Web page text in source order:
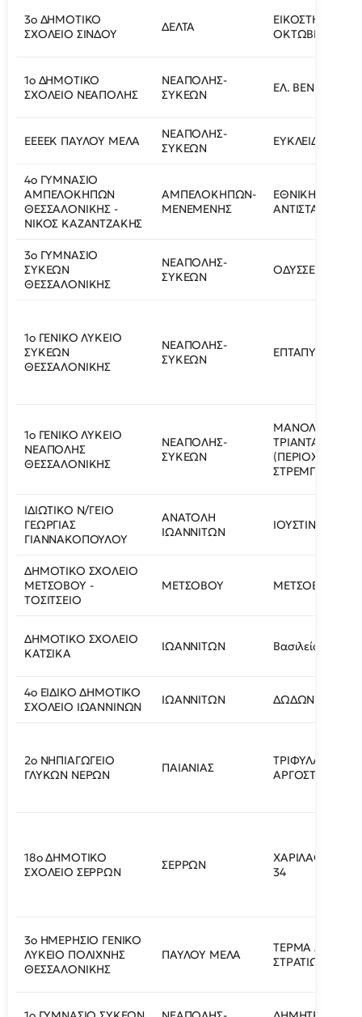
3ο ΔΗΜΟΤΙΚΟ
ΣΧΟΛΕΙΟ ΣΙΝΔΟΥ
ΔΕΛΤΑ
ΕΙΚΟΣΤΗΣ
ΟΚΤΩΒΡΙΟΥ 1
1ο ΔΗΜΟΤΙΚΟ
ΣΧΟΛΕΙΟ ΝΕΑΠΟΛΗΣ
ΝΕΑΠΟΛΗΣ-
ΣΥΚΕΩΝ
ΕΛ. ΒΕΝΙΖΕΛΟΥ
ΕΕΕΕΚ ΠΑΥΛΟΥ ΜΕΛΑ
ΝΕΑΠΟΛΗΣ-
ΣΥΚΕΩΝ
ΕΥΚΛΕΙΔH 8
4ο ΓΥΜΝΑΣΙΟ
ΑΜΠΕΛΟΚΗΠΩΝ
ΘΕΣΣΑΛΟΝΙΚΗΣ -
ΝΙΚΟΣ ΚΑΖΑΝΤΖΑΚΗΣ
ΑΜΠΕΛΟΚΗΠΩΝ-
ΜΕΝΕΜΕΝΗΣ
ΕΘΝΙΚΗΣ
ΑΝΤΙΣΤΑΣΗΣ 57
3ο ΓΥΜΝΑΣΙΟ
ΣΥΚΕΩΝ
ΘΕΣΣΑΛΟΝΙΚΗΣ
ΝΕΑΠΟΛΗΣ-
ΣΥΚΕΩΝ
ΟΔΥΣΣΕΑ ΦΩΚΑ
1ο ΓΕΝΙΚΟ ΛΥΚΕΙΟ
ΣΥΚΕΩΝ
ΘΕΣΣΑΛΟΝΙΚΗΣ
ΝΕΑΠΟΛΗΣ-
ΣΥΚΕΩΝ
ΕΠΤΑΠΥΡΓΙΟΥ
1ο ΓΕΝΙΚΟ ΛΥΚΕΙΟ
ΝΕΑΠΟΛΗΣ
ΘΕΣΣΑΛΟΝΙΚΗΣ
ΝΕΑΠΟΛΗΣ-
ΣΥΚΕΩΝ
ΜΑΝΟΛΗ
(ΠΕΡΙΟΧΗ
ΣΤΡΕΜΠΕΝΙΩΤΗ)
ΙΔΙΩΤΙΚΟ Ν/ΓΕΙΟ
ΓΕΩΡΓΙΑΣ
ΓΙΑΝΝΑΚΟΠΟΥΛΟΥ
ΑΝΑΤΟΛΗ
ΙΩΑΝΝΙΤΩΝ
ΙΟΥΣΤΙΝΙΑΝΟΥ
ΔΗΜΟΤΙΚΟ ΣΧΟΛΕΙΟ
ΜΕΤΣΟΒΟΥ -
ΤΟΣΙΤΣEΙΟ
ΜΕΤΣΟΒΟΥ ΜΕΤΣΟΒΟ
ΔΗΜΟΤΙΚΟ ΣΧΟΛΕΙΟ
ΚΑΤΣΙΚΑ
ΙΩΑΝΝΙΤΩΝ Βασιλείου Μελά
4ο ΕΙΔΙΚΟ ΔΗΜΟΤΙΚΟ
ΣΧΟΛΕΙΟ ΙΩΑΝΝΙΝΩΝ
ΙΩΑΝΝΙΤΩΝ ΔΩΔΩΝΗΣ 6
2ο ΝΗΠΙΑΓΩΓΕΙΟ
ΓΛΥΚΩΝ ΝΕΡΩΝ
ΠΑΙΑΝΙΑΣ
ΤΡΙΦΥΛΛΙΑΣ ΚΑΙ
ΑΡΓΟΣΤΟΛΙΟΥ
18ο ΔΗΜΟΤΙΚΟ
ΣΧΟΛΕΙΟ ΣΕΡΡΩΝ
ΣΕΡΡΩΝ
ΧΑΡΙΛΑΟΥ
34
3ο ΗΜΕΡΗΣΙΟ ΓΕΝΙΚΟ
ΛΥΚΕΙΟ ΠΟΛΙΧΝΗΣ
ΘΕΣΣΑΛΟΝΙΚΗΣ
ΠΑΥΛΟΥ ΜΕΛΑ
ΤΕΡΜΑ
ΣΤΡΑΤΙΩΤΗ